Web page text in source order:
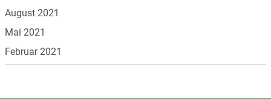
August 2021
Mai 2021
Februar 2021